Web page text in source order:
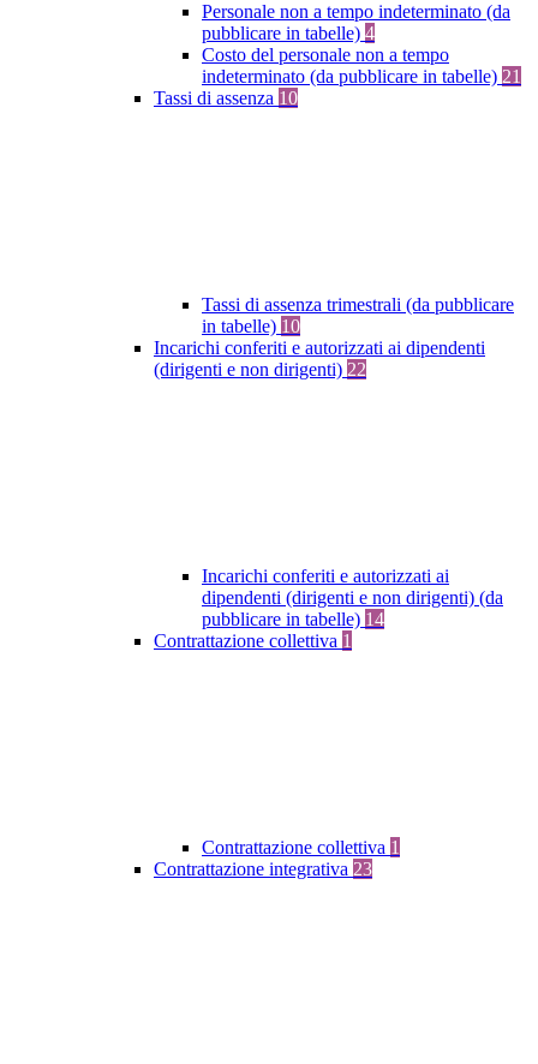
Personale non a tempo indeterminato (da
pubblicare in tabelle) 4
Costo del personale non a tempo
indeterminato (da pubblicare in tabelle) 21
Tassi di assenza 10
Tassi di assenza trimestrali (da pubblicare
in tabelle) 10
Incarichi conferiti e autorizzati ai dipendenti
(dirigenti e non dirigenti) 22
Incarichi conferiti e autorizzati ai
dipendenti (dirigenti e non dirigenti) (da
pubblicare in tabelle) 14
Contrattazione collettiva 1
Contrattazione collettiva 1
Contrattazione integrativa 23